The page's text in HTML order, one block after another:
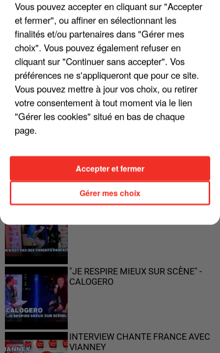
LES INTERVIEWS CHANTE
FRANCE
Voir plus
"JE SUIS À DISPOSITION DES
ENFOIRÉS"
"ON N'EST PAS DES PARENTS
"JE RESPIRE MIEUX SUR SCÈNE" -
CALOGERO
INTERVIEW CHANTE FRANCE AVEC
VIANNEY
Vous pouvez accepter en cliquant sur "Accepter
et fermer", ou affiner en sélectionnant les
finalités et/ou partenaires dans "Gérer mes
choix". Vous pouvez également refuser en
cliquant sur "Continuer sans accepter". Vos
préférences ne s'appliqueront que pour ce site.
Vous pouvez mettre à jour vos choix, ou retirer
votre consentement à tout moment via le lien
"Gérer les cookies" situé en bas de chaque
page.
Gérer mes choix
Accepter et fermer